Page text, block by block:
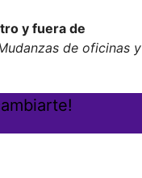
y fuera de
de oficinas y